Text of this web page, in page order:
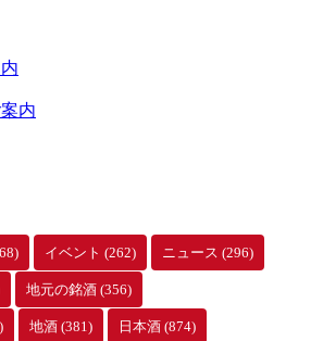
内
イベント (262) ニュース (296)
地元の銘酒 (356)
地酒 (381) 日本酒 (874)